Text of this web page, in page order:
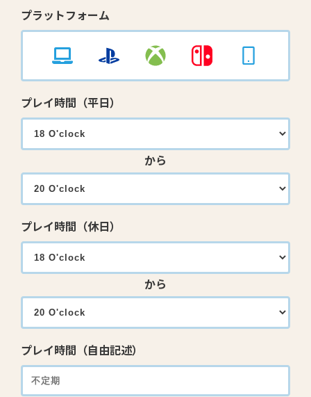
プラットフォーム
プレイ時間（平日）
から
プレイ時間（休日）
から
プレイ時間（自由記述）